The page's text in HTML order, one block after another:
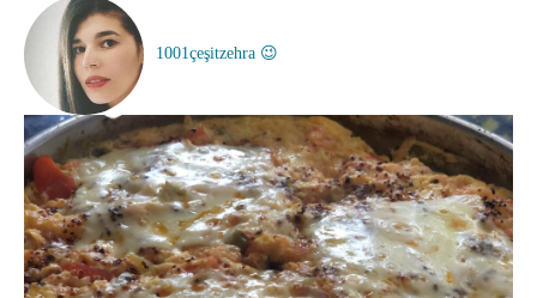
1001çeşitzehra 😉